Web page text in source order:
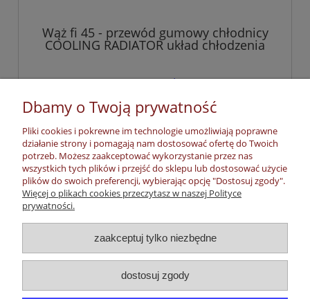
Wąż fi 45 - przewód gumowy chłodnicy
COOLING RADIATOR układ chłodzenia
47,85 zł
powiadom o dostępności
« 1 2 3 4 5 ... 9 »
Moje konto
Płatności, dostawa, zwroty
Informacje
Dbamy o Twoją prywatność
Pliki cookies i pokrewne im technologie umożliwiają poprawne
działanie strony i pomagają nam dostosować ofertę do Twoich
potrzeb. Możesz zaakceptować wykorzystanie przez nas
wszystkich tych plików i przejść do sklepu lub dostosować użycie
plików do swoich preferencji, wybierając opcję "Dostosuj zgody".
Więcej o plikach cookies przeczytasz w naszej Polityce
prywatności.
zaakceptuj tylko niezbędne
dostosuj zgody